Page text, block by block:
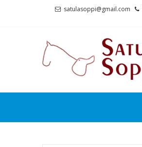
satulasoppi@gmail.com